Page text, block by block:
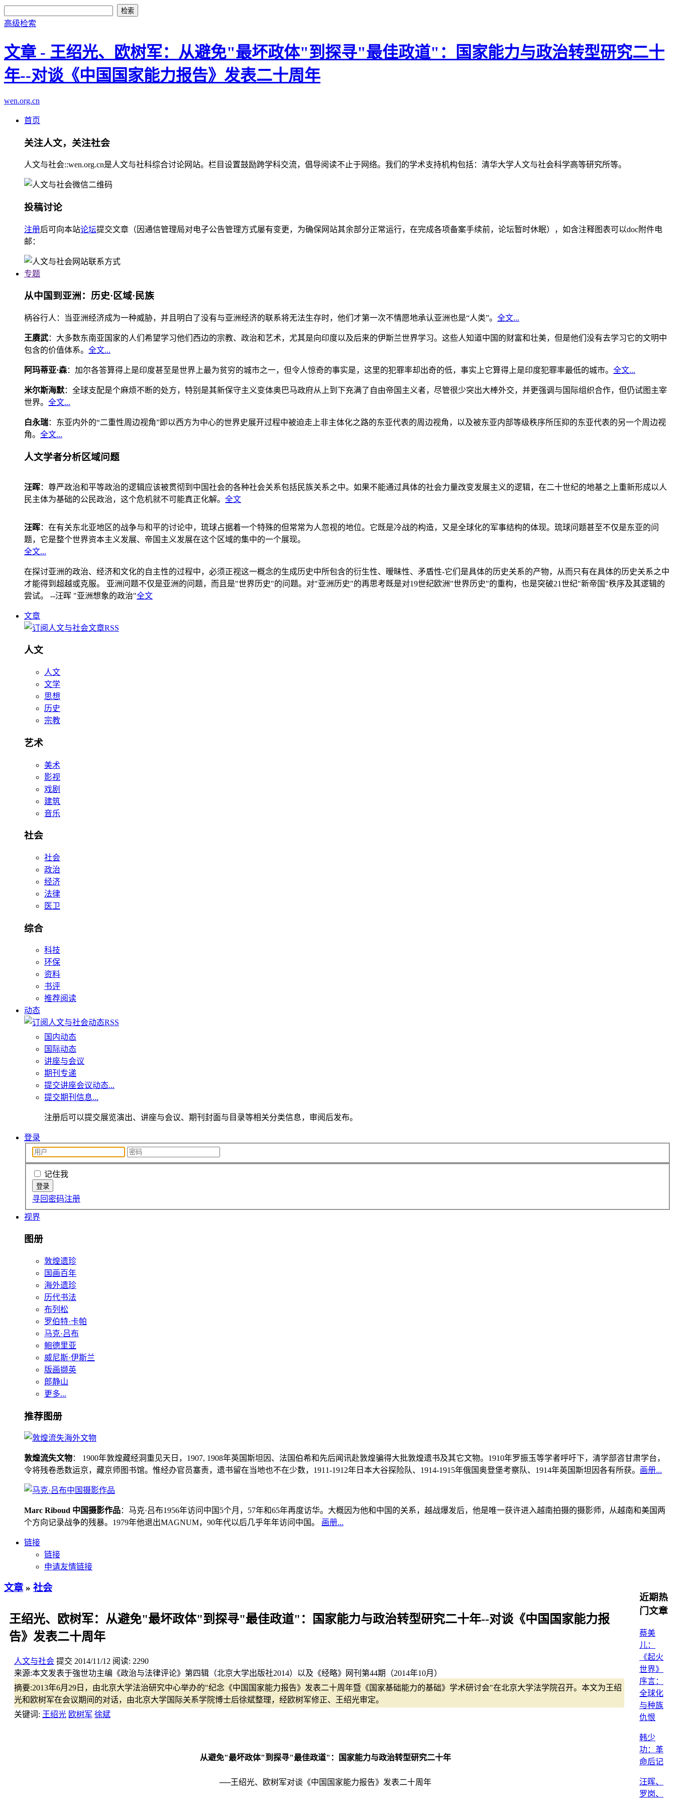
高级检索
文章 - 王绍光、欧树军：从避免"最坏政体"到探寻"最佳政道"：国家能力与政治转型研究二十
年--对谈《中国国家能力报告》发表二十周年
wen.org.cn
首页
关注人文，关注社会
人文与社会::wen.org.cn是人文与社科综合讨论网站。栏目设置鼓励跨学科交流，倡导阅读不止于网络。我们的学术支持机构包括：清华大学人文与社会科学高等研究所等。
投稿讨论
注册后可向本站论坛提交文章（因通信管理局对电子公告管理方式屡有变更，为确保网站其余部分正常运行，在完成各项备案手续前，论坛暂时休眠），如含注释图表可以doc附件电
邮：
专题
从中国到亚洲：历史·区域·民族
柄谷行人：当亚洲经济成为一种威胁，并且明白了没有与亚洲经济的联系将无法生存时，他们才第一次不情愿地承认亚洲也是“人类”。 全文...
王赓武：大多数东南亚国家的人们希望学习他们西边的宗教、政治和艺术，尤其是向印度以及后来的伊斯兰世界学习。这些人知道中国的财富和壮美，但是他们没有去学习它的文明中
包含的价值体系。 全文...
阿玛蒂亚·森：加尔各答算得上是印度甚至是世界上最为贫穷的城市之一，但令人惊奇的事实是，这里的犯罪率却出奇的低，事实上它算得上是印度犯罪率最低的城市。 全文...
米尔斯海默：全球支配是个麻烦不断的处方，特别是其新保守主义变体奥巴马政府从上到下充满了自由帝国主义者，尽管很少突出大棒外交，并更强调与国际组织合作，但仍试图主宰
世界。 全文...
白永瑞：东亚内外的“二重性周边视角”即以西方为中心的世界史展开过程中被迫走上非主体化之路的东亚代表的周边视角，以及被东亚内部等级秩序所压抑的东亚代表的另一个周边视
角。 全文...
人文学者分析区域问题
汪晖：尊严政治和平等政治的逻辑应该被贯彻到中国社会的各种社会关系包括民族关系之中。如果不能通过具体的社会力量改变发展主义的逻辑，在二十世纪的地基之上重新形成以人
民主体为基础的公民政治，这个危机就不可能真正化解。 全文
汪晖：在有关东北亚地区的战争与和平的讨论中，琉球占据着一个特殊的但常常为人忽视的地位。它既是冷战的构造，又是全球化的军事结构的体现。琉球问题甚至不仅是东亚的问
题，它是整个世界资本主义发展、帝国主义发展在这个区域的集中的一个展现。
全文...
在探讨亚洲的政治、经济和文化的自主性的过程中，必须正视这一概念的生成历史中所包含的衍生性、暧昧性、矛盾性-它们是具体的历史关系的产物，从而只有在具体的历史关系之中
才能得到超越或克服。 亚洲问题不仅是亚洲的问题，而且是"世界历史"的问题。对"亚洲历史"的再思考既是对19世纪欧洲"世界历史"的重构，也是突破21世纪"新帝国"秩序及其逻辑的
尝试。 --汪晖 "亚洲想象的政治"全文
文章
人文
人文
文学
思想
历史
宗教
艺术
美术
影视
戏剧
建筑
音乐
社会
社会
政治
经济
法律
医卫
综合
科技
环保
资料
书评
推荐阅读
动态
国内动态
国际动态
讲座与会议
期刊专递
提交讲座会议动态...
提交期刊信息...
注册后可以提交展览演出、讲座与会议、期刊封面与目录等相关分类信息，审阅后发布。
登录
记住我
寻回密码注册
视界
图册
敦煌遗珍
国画百年
海外遗珍
历代书法
布列松
罗伯特·卡帕
马克·吕布
鲍德里亚
威尼斯·伊斯兰
版画撷英
郎静山
更多...
推荐图册
敦煌流失文物： 1900年敦煌藏经洞重见天日，1907, 1908年英国斯坦因、法国伯希和先后闻讯赴敦煌骗得大批敦煌遗书及其它文物。1910年罗振玉等学者呼吁下，清学部咨甘肃学台，
令将残卷悉数运京，藏京师图书馆。惟经办官员塞责，遗书留在当地也不在少数，1911-1912年日本大谷探险队、1914-1915年俄国奥登堡考察队、1914年英国斯坦因各有所获。 画册...
Marc Riboud 中国摄影作品：马克·吕布1956年访问中国5个月，57年和65年再度访华。大概因为他和中国的关系，越战爆发后，他是唯一获许进入越南拍摄的摄影师，从越南和美国两
个方向记录战争的残暴。1979年他退出MAGNUM，90年代以后几乎年年访问中国。 画册...
链接
链接
申请友情链接
文章 » 社会
王绍光、欧树军：从避免"最坏政体"到探寻"最佳政道"：国家能力与政治转型研究二十年--对谈《中国国家能力报
告》发表二十周年
人文与社会 提交 2014/11/12 阅读: 2290
来源:本文发表于強世功主编《政治与法律评论》第四辑（北京大学出版社2014）以及《经略》网刊第44期（2014年10月）
摘要:2013年6月29日，由北京大学法治研究中心举办的"纪念《中国国家能力报告》发表二十周年暨《国家基础能力的基础》学术研讨会"在北京大学法学院召开。本文为王绍
光和欧树军在会议期间的对话，由北京大学国际关系学院博士后徐斌整理，经欧树军修正、王绍光审定。
关键词: 王绍光 欧树军 徐斌
从避免"最坏政体"到探寻"最佳政道"：国家能力与政治转型研究二十年
──王绍光、欧树军对谈《中国国家能力报告》发表二十周年
近期热
门文章
蔡美
儿：
《起火
世界》
序言：
全球化
与种族
仇恨
韩少
功：革
命后记
汪晖、
罗岗、